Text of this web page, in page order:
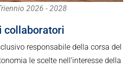
2026 - 2028
collaboratori
responsabile della corsa del
le scelte nell’interesse della